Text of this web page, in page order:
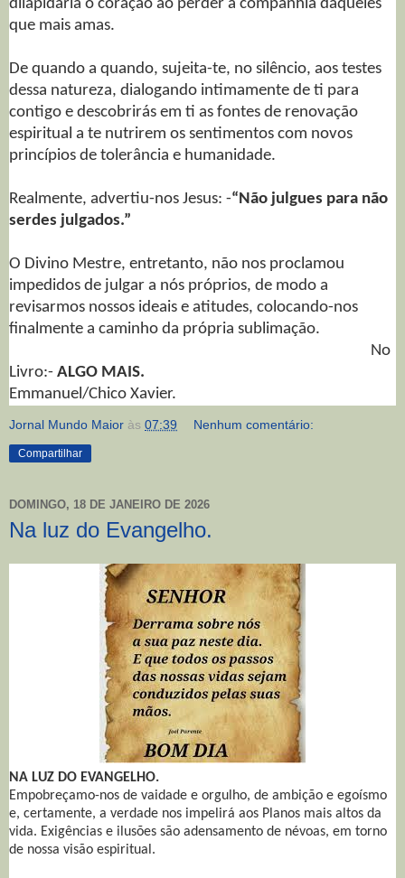
dilapidaria o coração ao perder a companhia daqueles
que mais amas.
De quando a quando, sujeita-te, no silêncio, aos testes
dessa natureza, dialogando intimamente de ti para
contigo e descobrirás em ti as fontes de renovação
espiritual a te nutrirem os sentimentos com novos
princípios de tolerância e humanidade.
Realmente, advertiu-nos Jesus: -“Não julgues para não
serdes julgados.”
O Divino Mestre, entretanto, não nos proclamou
impedidos de julgar a nós próprios, de modo a
revisarmos nossos ideais e atitudes, colocando-nos
finalmente a caminho da própria sublimação.
No
Livro:- ALGO MAIS.
Emmanuel/Chico Xavier.
Jornal Mundo Maior às 07:39 Nenhum comentário:
Compartilhar
DOMINGO, 18 DE JANEIRO DE 2026
Na luz do Evangelho.
NA LUZ DO EVANGELHO.
Empobreçamo-nos de vaidade e orgulho, de ambição e egoísmo
e, certamente, a verdade nos impelirá aos Planos mais altos da
vida. Exigências e ilusões são adensamento de névoas, em torno
de nossa visão espiritual.